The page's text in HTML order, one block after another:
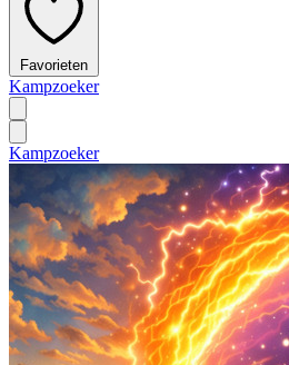
Favorieten
Kampzoeker
Kampzoeker